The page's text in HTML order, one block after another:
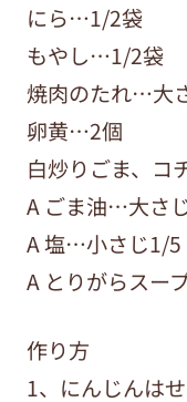
にら…1/2袋
もやし…1/2袋
焼肉のたれ…大
卵黄…2個
白炒りごま、コ
A ごま油…大さ
A 塩…小さじ1/5
A とりがらスー
作り方
1、にんじんは